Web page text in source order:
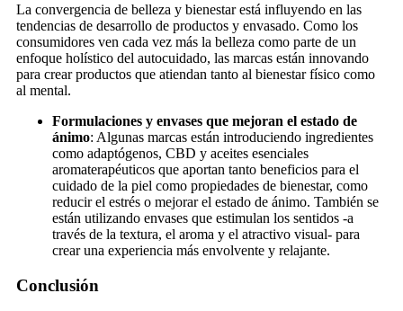
La convergencia de belleza y bienestar está influyendo en las
tendencias de desarrollo de productos y envasado. Como los
consumidores ven cada vez más la belleza como parte de un
enfoque holístico del autocuidado, las marcas están innovando
para crear productos que atiendan tanto al bienestar físico como
al mental.
Formulaciones y envases que mejoran el estado de
ánimo: Algunas marcas están introduciendo ingredientes
como adaptógenos, CBD y aceites esenciales
aromaterapéuticos que aportan tanto beneficios para el
cuidado de la piel como propiedades de bienestar, como
reducir el estrés o mejorar el estado de ánimo. También se
están utilizando envases que estimulan los sentidos -a
través de la textura, el aroma y el atractivo visual- para
crear una experiencia más envolvente y relajante.
Conclusión